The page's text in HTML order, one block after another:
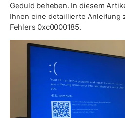
Geduld beheben. In diesem
Ihnen eine detaillierte Anleitung
Fehlers 0xc0000185.